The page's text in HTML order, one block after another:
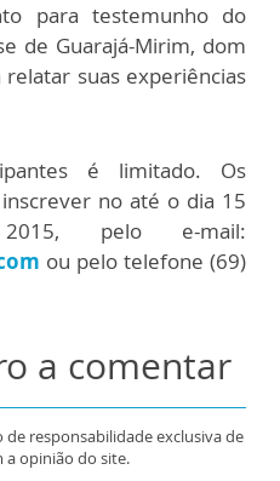
para testemunho do
de Guarajá-Mirim, dom
suas experiências
é limitado. Os
no até o dia 15
pelo e-mail:
ou pelo telefone (69)
a comentar
de responsabilidade exclusiva de
a opinião do site.